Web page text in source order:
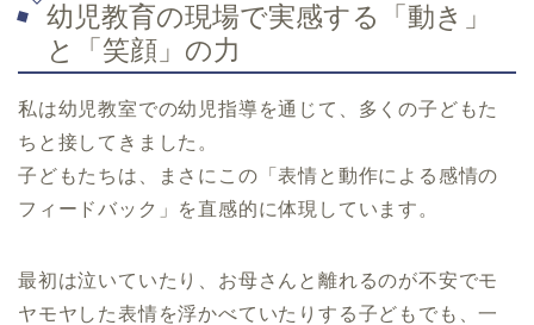
幼児教育の現場で実感する「動き」
と「笑顔」の力
私は幼児教室での幼児指導を通じて、多くの子どもた
ちと接してきました。
子どもたちは、まさにこの「表情と動作による感情の
フィードバック」を直感的に体現しています。
最初は泣いていたり、お母さんと離れるのが不安でモ
ヤモヤした表情を浮かべていたりする子どもでも、一